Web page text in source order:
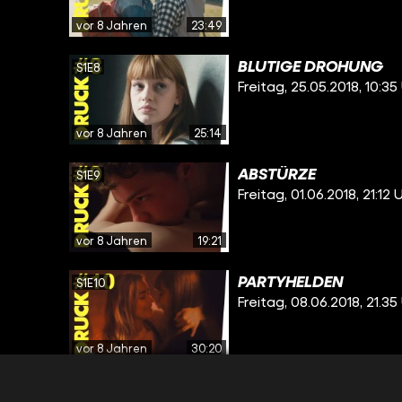
vor 8 Jahren 23:49
vor 8 Jahren 25:14
S1E8 BLUTIGE DROHUNG
Freitag, 25.05.2018, 10:35
vor 8 Jahren 19:21
S1E9 ABSTÜRZE
Freitag, 01.06.2018, 21:12
vor 8 Jahren 30:20
S1E10 PARTYHELDEN
Freitag, 08.06.2018, 21.35